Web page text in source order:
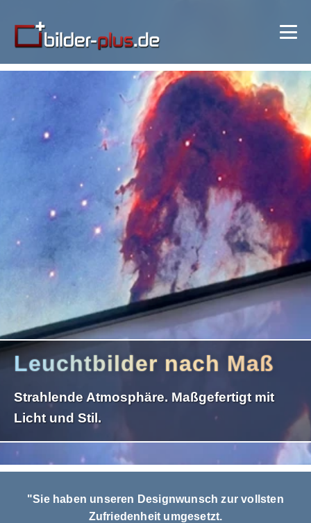
Leuchtbilder nach Maß
Strahlende Atmosphäre. Maßgefertigt mit
Licht und Stil.
"Sie haben unseren Designwunsch zur vollsten
Zufriedenheit umgesetzt.